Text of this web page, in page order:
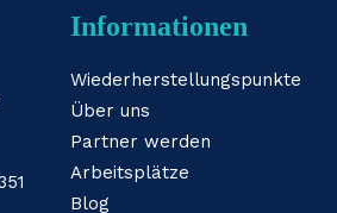
Informationen
Wiederherstellungspunkte
Über uns
Partner werden
Arbeitsplätze
Blog